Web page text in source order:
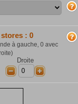
: 0
à gauche, 0 avec
Droite